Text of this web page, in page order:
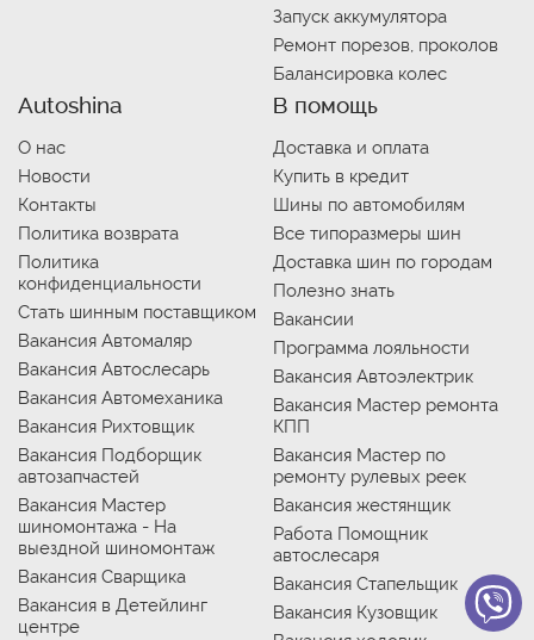
Запуск аккумулятора
Ремонт порезов, проколов
Балансировка колес
Autoshina
О нас
Новости
Контакты
Политика возврата
Политика
конфиденциальности
Стать шинным поставщиком
Вакансия Автомаляр
Вакансия Автослесарь
Вакансия Автомеханика
Вакансия Рихтовщик
Вакансия Подборщик
автозапчастей
Вакансия Мастер
шиномонтажа - На
выездной шиномонтаж
Вакансия Сварщика
Вакансия в Детейлинг
центре
В помощь
Доставка и оплата
Купить в кредит
Шины по автомобилям
Все типоразмеры шин
Доставка шин по городам
Полезно знать
Вакансии
Программа лояльности
Вакансия Автоэлектрик
Вакансия Мастер ремонта
КПП
Вакансия Мастер по
ремонту рулевых реек
Вакансия жестянщик
Работа Помощник
автослесаря
Вакансия Стапельщик
Вакансия Кузовщик